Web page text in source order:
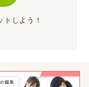
トしよう！